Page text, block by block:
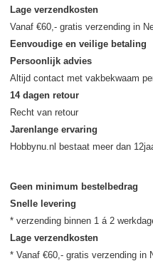
Lage verzendkosten
Eenvoudige en veilige betaling
Persoonlijk advies
14 dagen retour
Jarenlange ervaring
Geen minimum bestelbedrag
Snelle levering
Lage verzendkosten
* Vanaf €60,- gratis verzending in